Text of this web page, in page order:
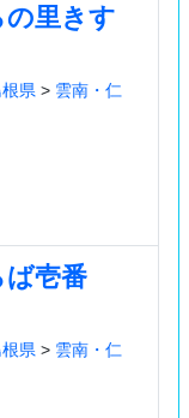
里きす
県 > 雲南・仁
壱番
県 > 雲南・仁